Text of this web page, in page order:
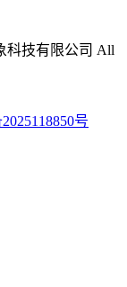
科技有限公司 All
号